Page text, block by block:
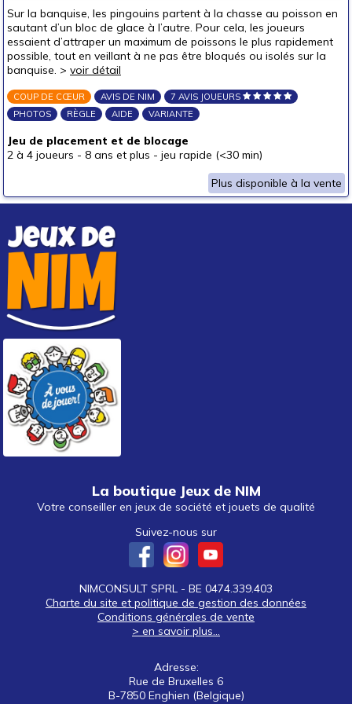
Puzzles & casse-têtes
Pour offrir à
un bébé (0-3 ans)
un p'tit bout (3-6 ans)
un junior (6-8 ans)
un jeune ado (8-12 ans)
un ado (12-16 ans)
(1)
Prix
autour de 5 €
Sur la banquise, les pingouins partent à la chasse au poisson en
sautant d’un bloc de glace à l’autre. Pour cela, les joueurs
essaient d’attraper un maximum de poissons le plus rapidement
possible, tout en veillant à ne pas être bloqués ou isolés sur la
banquise. > voir détail
COUP DE CŒUR AVIS DE NIM
7 AVIS JOUEURS
PHOTOS
RÈGLE AIDE VARIANTE
Jeu de placement et de blocage
2 à 4 joueurs - 8 ans et plus - jeu rapide (<30 min)
Plus disponible à la vente
La boutique Jeux de NIM
Votre conseiller en jeux de société et jouets de qualité
Suivez-nous sur
NIMCONSULT SPRL - BE 0474.339.403
Charte du site et politique de gestion des données
Conditions générales de vente
> en savoir plus...
Adresse:
Rue de Bruxelles 6
B-7850 Enghien (Belgique)